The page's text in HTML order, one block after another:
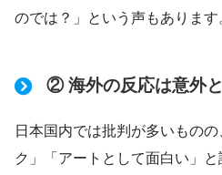
のでは？」という声もあります
② 海外の反応は意外
日本国内では批判が多いもの
ク」「アートとして面白い」